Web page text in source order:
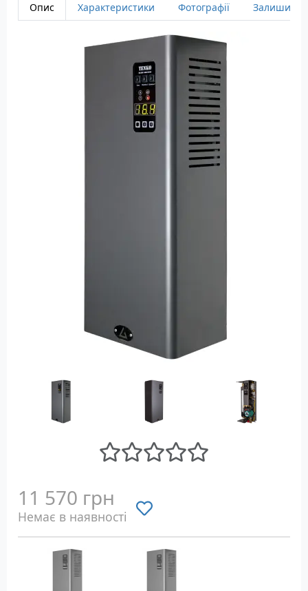
Опис Характеристики Фотографії Залишити
11 570 грн
Немає в наявності